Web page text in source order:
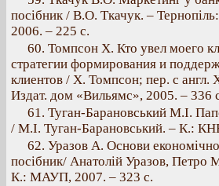
посібник / В.О. Ткачук. –
2006. – 225 с.
60. Томпсон Х. Кто увел моего
стратегии формирования и
клиентов / Х. Томпсон; пер. с
Издат. дом «Вильямс», 2005. – 336
61. Туган-Барановський М.І.
/ М.І. Туган-Барановський. – К.:
62. Уразов А. Основи
посібник/ Анатолій Уразов, Петро
К.: МАУП, 2007. – 323 с.